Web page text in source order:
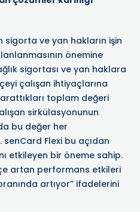
sigorta ve yan hakların işin
önemine
sigortası ve yan haklara
çalışan ihtiyaçlarına
toplam değeri
sirkülasyonunun
bu değer her
Flexi bu açıdan
etkileyen bir öneme sahip.
artan performans etkileri
artıyor” ifadelerini